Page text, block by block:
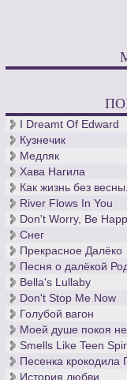
I Dreamt Of Edward
Кузнечик
Медляк
Хава Нагила
Как жизнь без
River Flows In You
Don't Worry, Be
Снег
Прекрасное Далёко
Песня о далёкой
Bella's Lullaby
Don't Stop Me Now
Голубой вагон
Моей душе покоя
Smells Like Teen
Песенка крокодила
История любви